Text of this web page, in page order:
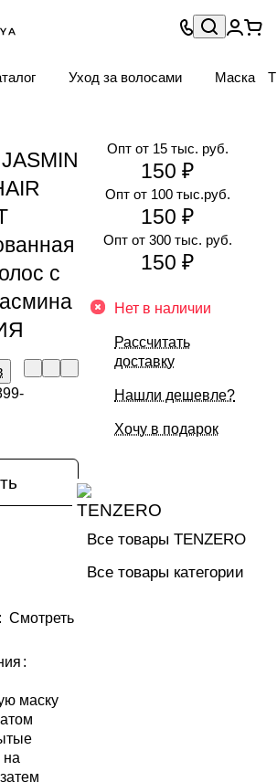
Уход за волосами Маска
с
: Смотреть
:
маску
на
Опт от 300 тыс. руб.
150 ₽
Опт от 15 тыс. руб.
150 ₽
Опт от 100 тыс.руб.
150 ₽
Нет в наличии
Рассчитать
доставку
Нашли дешевле?
Хочу в подарок
Все товары TENZERO
Все товары категории